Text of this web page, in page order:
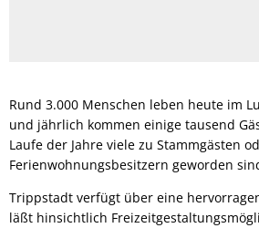
Rund 3.000 Menschen leben heute im
und jährlich kommen einige tausend
Laufe der Jahre viele zu Stammgästen
Ferienwohnungsbesitzern geworden
Trippstadt verfügt über eine
läßt hinsichtlich